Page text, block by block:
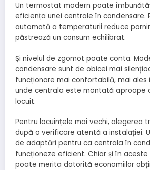
Un termostat modern poate
eficiența unei centrale în condensare.
automată a temperaturii reduce
păstrează un consum echilibrat.
Și nivelul de zgomot poate conta.
condensare sunt de obicei mai
funcționare mai confortabilă, mai
unde centrala este montată aproape
locuit.
Pentru locuințele mai vechi, alegerea
după o verificare atentă a instalației.
de adaptări pentru ca centrala în
funcționeze eficient. Chiar și în
poate merita datorită economiilor